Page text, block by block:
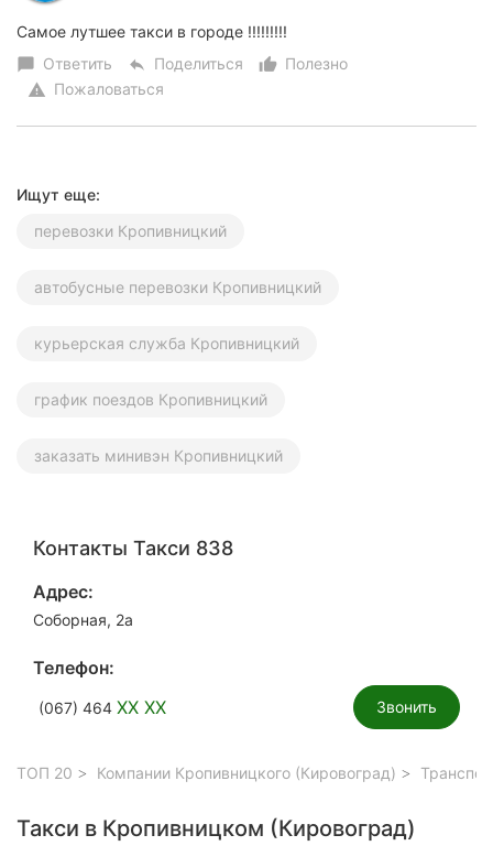
Самое лутшее такси в городе !!!!!!!!!
chat_bubble Ответить reply Поделиться thumb_up_alt
Полезно
warning Пожаловаться
Ищут еще:
перевозки Кропивницкий
автобусные перевозки Кропивницкий
курьерская служба Кропивницкий
график поездов Кропивницкий
заказать минивэн Кропивницкий
Контакты Такси 838
Адрес:
Соборная, 2а
Телефон:
(067) 464 XX XX Звонить
ТОП 20 Компании Кропивницкого (Кировоград)
Такси в Кропивницком (Кировоград)